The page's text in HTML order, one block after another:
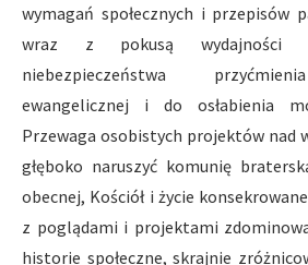
wymagań społecznych i przepisów
wraz z pokusą
niebezpieczeństwa
ewangelicznej i do osłabienia
Przewaga osobistych projektów nad
głęboko naruszyć komunię
obecnej, Kościół i życie
z poglądami i projektami
historie społeczne, skrajnie